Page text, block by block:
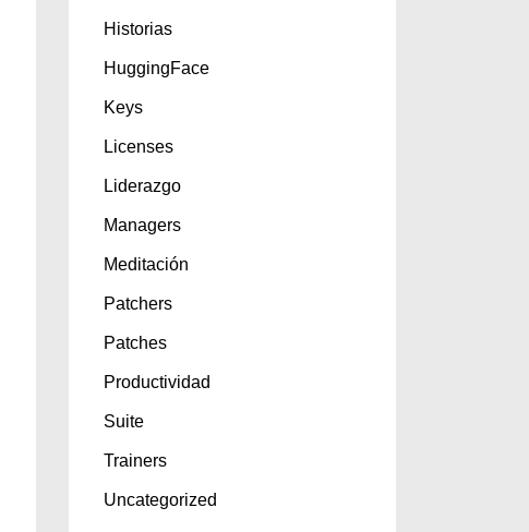
Historias
HuggingFace
Keys
Licenses
Liderazgo
Managers
Meditación
Patchers
Patches
Productividad
Suite
Trainers
Uncategorized